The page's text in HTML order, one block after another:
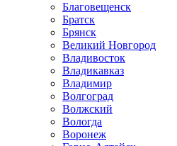
Благовещенск
Братск
Брянск
Великий Новгород
Владивосток
Владикавказ
Владимир
Волгоград
Волжский
Вологда
Воронеж